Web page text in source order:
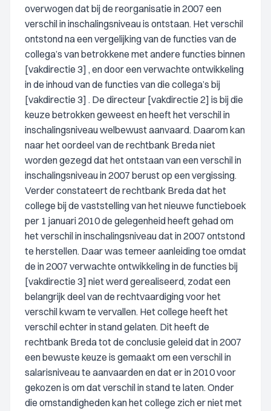
overwogen dat bij de reorganisatie in 2007 een
verschil in inschalingsniveau is ontstaan. Het verschil
ontstond na een vergelijking van de functies van de
collega’s van betrokkene met andere functies binnen
[vakdirectie 3] , en door een verwachte ontwikkeling
in de inhoud van de functies van die collega’s bij
[vakdirectie 3] . De directeur [vakdirectie 2] is bij die
keuze betrokken geweest en heeft het verschil in
inschalingsniveau welbewust aanvaard. Daarom kan
naar het oordeel van de rechtbank Breda niet
worden gezegd dat het ontstaan van een verschil in
inschalingsniveau in 2007 berust op een vergissing.
Verder constateert de rechtbank Breda dat het
college bij de vaststelling van het nieuwe functieboek
per 1 januari 2010 de gelegenheid heeft gehad om
het verschil in inschalingsniveau dat in 2007 ontstond
te herstellen. Daar was temeer aanleiding toe omdat
de in 2007 verwachte ontwikkeling in de functies bij
[vakdirectie 3] niet werd gerealiseerd, zodat een
belangrijk deel van de rechtvaardiging voor het
verschil kwam te vervallen. Het college heeft het
verschil echter in stand gelaten. Dit heeft de
rechtbank Breda tot de conclusie geleid dat in 2007
een bewuste keuze is gemaakt om een verschil in
salarisniveau te aanvaarden en dat er in 2010 voor
gekozen is om dat verschil in stand te laten. Onder
die omstandigheden kan het college zich er niet met